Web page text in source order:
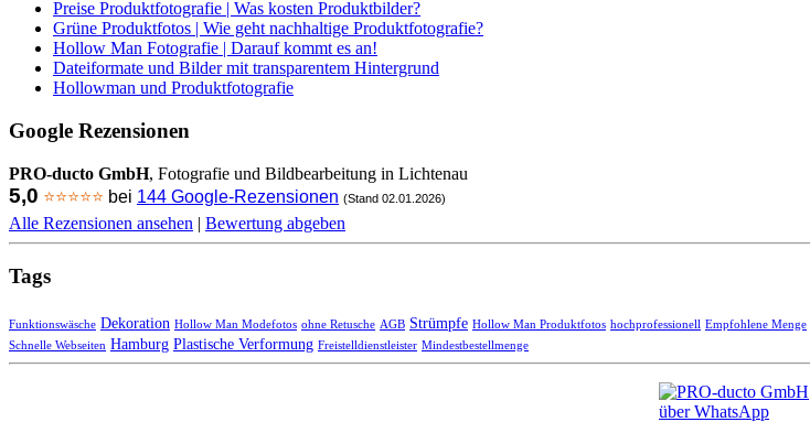
Preise Produktfotografie | Was kosten Produktbilder?
Grüne Produktfotos | Wie geht nachhaltige Produktfotografie?
Hollow Man Fotografie | Darauf kommt es an!
Dateiformate und Bilder mit transparentem Hintergrund
Hollowman und Produktfotografie
Google Rezensionen
PRO-ducto GmbH, Fotografie und Bildbearbeitung in Lichtenau
5,0 ⭐⭐⭐⭐⭐ bei 144 Google-Rezensionen (Stand 02.01.2026)
Alle Rezensionen ansehen | Bewertung abgeben
Tags
Funktionswäsche Dekoration Hollow Man Modefotos ohne Retusche AGB Strümpfe Hollow Man Produktfotos hochprofessionell Empfohlene Menge
Schnelle Webseiten Hamburg Plastische Verformung Freistelldienstleister Mindestbestellmenge